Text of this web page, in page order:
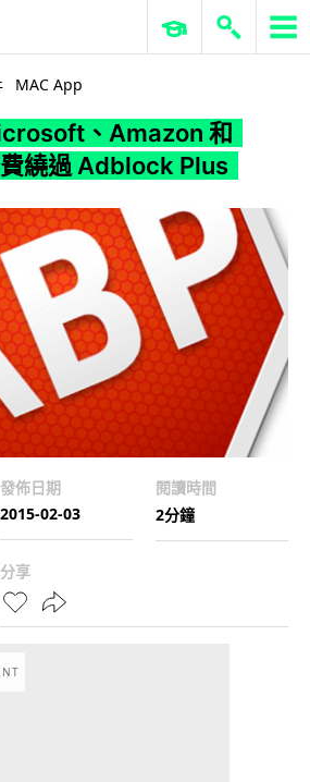
ERP 與商業 AI
MAC App
、Amazon 和
繞過 Adblock Plus
發佈日期
2015-02-03
閱讀時間
2分鐘
分享